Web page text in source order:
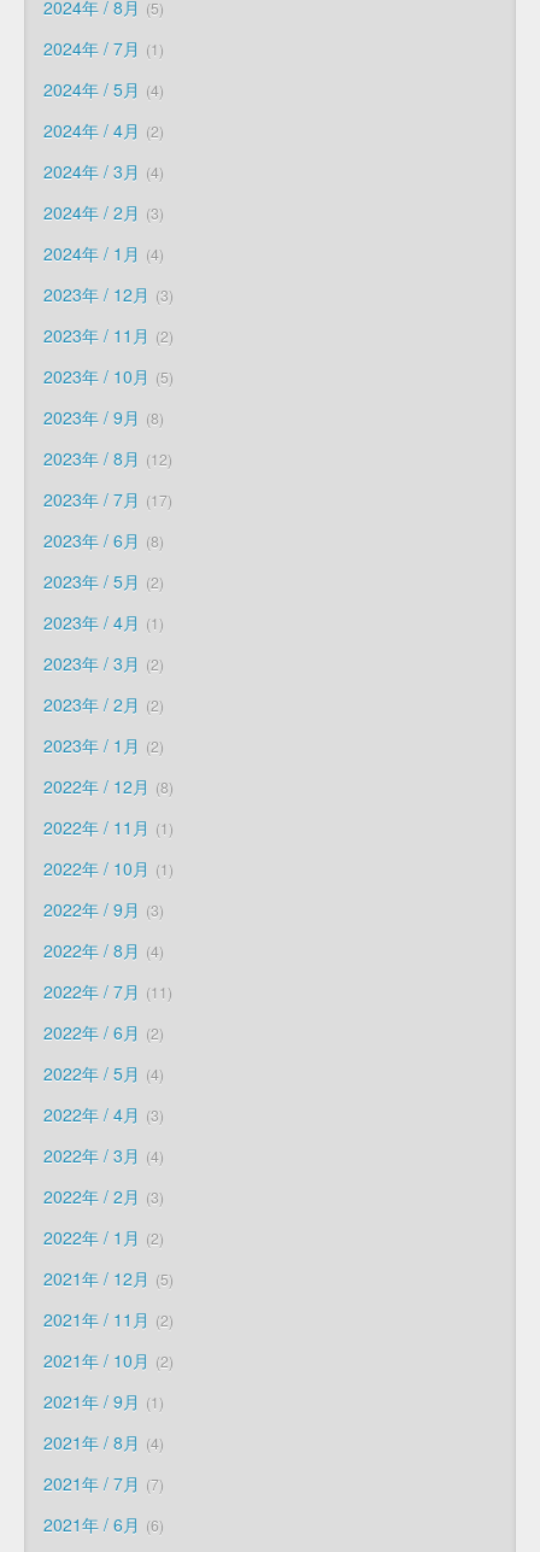
2024年 / 8月 5
2024年 / 7月 1
2024年 / 5月 4
2024年 / 4月 2
2024年 / 3月 4
2024年 / 2月 3
2024年 / 1月 4
2023年 / 12月 3
2023年 / 11月 2
2023年 / 10月 5
2023年 / 9月 8
2023年 / 8月 12
2023年 / 7月 17
2023年 / 6月 8
2023年 / 5月 2
2023年 / 4月 1
2023年 / 3月 2
2023年 / 2月 2
2023年 / 1月 2
2022年 / 12月 8
2022年 / 11月 1
2022年 / 10月 1
2022年 / 9月 3
2022年 / 8月 4
2022年 / 7月 11
2022年 / 6月 2
2022年 / 5月 4
2022年 / 4月 3
2022年 / 3月 4
2022年 / 2月 3
2022年 / 1月 2
2021年 / 12月 5
2021年 / 11月 2
2021年 / 10月 2
2021年 / 9月 1
2021年 / 8月 4
2021年 / 7月 7
2021年 / 6月 6